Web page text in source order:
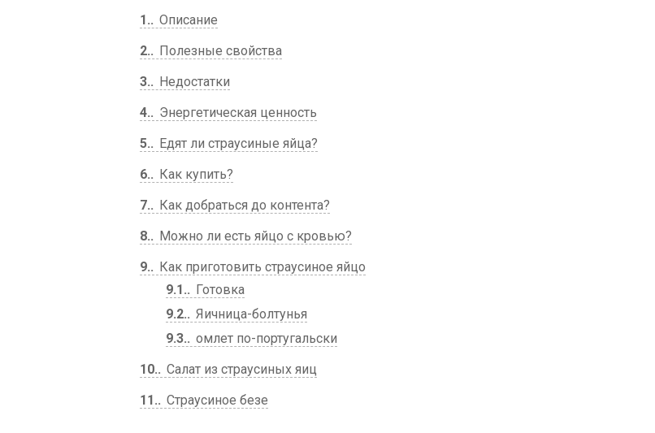
1.
Описание
2.
Полезные свойства
3.
Недостатки
4.
Энергетическая ценность
5.
Едят ли страусиные яйца?
6.
Как купить?
7.
Как добраться до контента?
8.
Можно ли есть яйцо с кровью?
9.
Как приготовить страусиное яйцо
9.1.
Готовка
9.2.
Яичница-болтунья
9.3.
омлет по-португальски
10.
Салат из страусиных яиц
11.
Страусиное безе